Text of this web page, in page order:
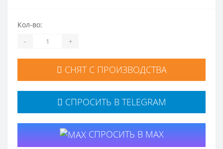
Кол-во:
- +
СНЯТ С ПРОИЗВОДСТВА
СПРОСИТЬ В TELEGRAM
СПРОСИТЬ В MAX